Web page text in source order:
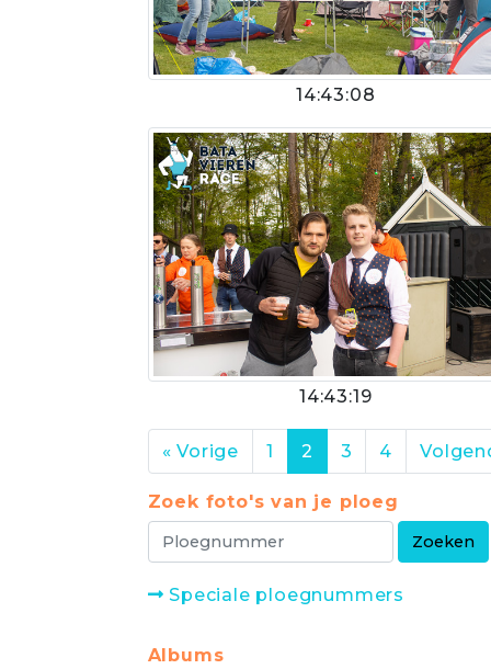
14:43:08
14:43:19
« Vorige 1 2 3 4
Zoek foto's van je ploeg
Speciale ploegnummers
Albums